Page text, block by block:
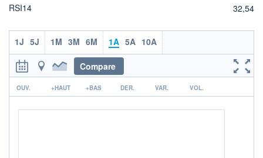
RSI14
32,54
1J 5J 1M 3M 6M 1A 5A 10A
Compare
OUV. +HAUT +BAS DER. VAR. VOL.